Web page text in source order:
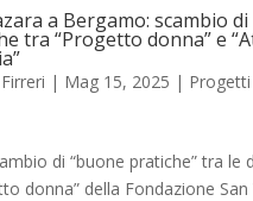
a Bergamo: scambio
tra “Progetto donna” e
| Mag 15, 2025 |
di “buone pratiche” tra le
donna” della Fondazione